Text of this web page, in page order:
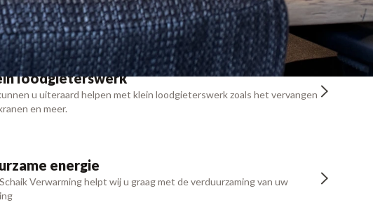
zijn voorzien van goede isolatie, waardoor er van natuurlijk
nauwelijks sprake meer is
loodgieterswerk
u uiteraard helpen met klein loodgieterswerk zoals het vervangen
en meer.
energie
Verwarming helpt wij u graag met de verduurzaming van uw